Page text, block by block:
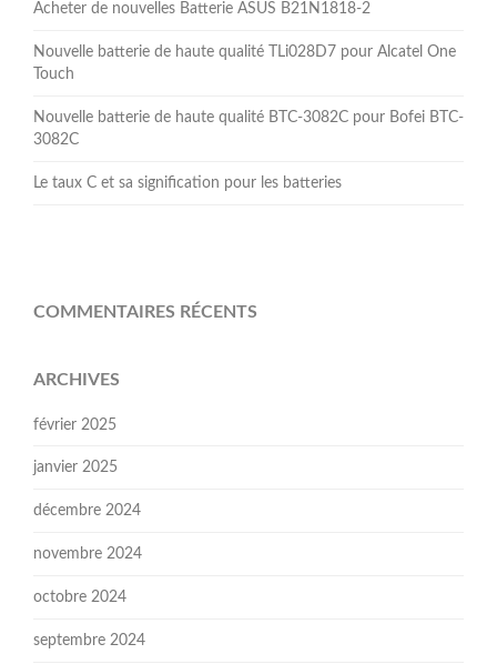
Acheter de nouvelles Batterie ASUS B21N1818-2
Nouvelle batterie de haute qualité TLi028D7 pour Alcatel One
Touch
Nouvelle batterie de haute qualité BTC-3082C pour Bofei BTC-
3082C
Le taux C et sa signification pour les batteries
COMMENTAIRES RÉCENTS
ARCHIVES
février 2025
janvier 2025
décembre 2024
novembre 2024
octobre 2024
septembre 2024